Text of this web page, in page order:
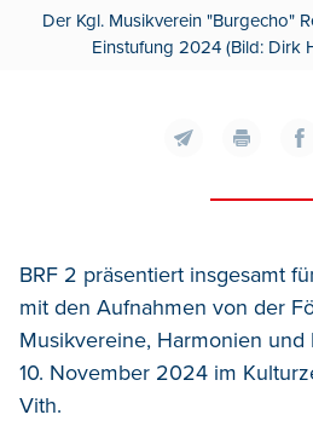
Der Kgl. Musikverein "Burgecho"
Einstufung 2024 (Bild: Dirk
BRF 2 präsentiert insgesamt
mit den Aufnahmen von der
Musikvereine, Harmonien und
10. November 2024 im
Vith.